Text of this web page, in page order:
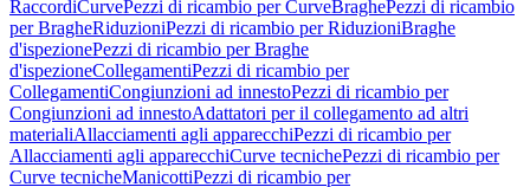
RaccordiCurvePezzi di ricambio per CurveBraghePezzi di ricambio
per BragheRiduzioniPezzi di ricambio per RiduzioniBraghe
d'ispezionePezzi di ricambio per Braghe
d'ispezioneCollegamentiPezzi di ricambio per
CollegamentiCongiunzioni ad innestoPezzi di ricambio per
Congiunzioni ad innestoAdattatori per il collegamento ad altri
materialiAllacciamenti agli apparecchiPezzi di ricambio per
Allacciamenti agli apparecchiCurve tecnichePezzi di ricambio per
Curve tecnicheManicottiPezzi di ricambio per